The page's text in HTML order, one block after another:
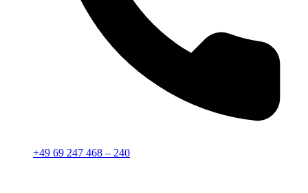
+49 69 247 468 – 240